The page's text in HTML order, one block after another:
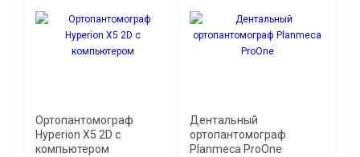
Ортопантомограф
Hyperion X5 2D с
компьютером
Дентальный
ортопантомограф
Planmeca ProOne